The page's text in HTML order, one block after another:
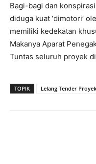
Bagi-bagi dan
diduga kuat ‘dimotori’
memiliki kedekatan
Makanya Aparat
Tuntas seluruh proyek
TOPIK Lelang Tender